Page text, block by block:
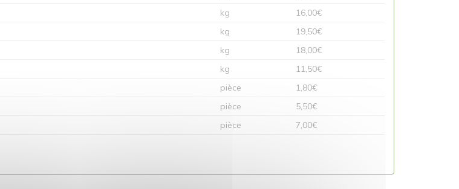
kg
16,00€
kg
19,50€
kg
18,00€
kg
11,50€
pièce
1,80€
pièce
5,50€
pièce
7,00€